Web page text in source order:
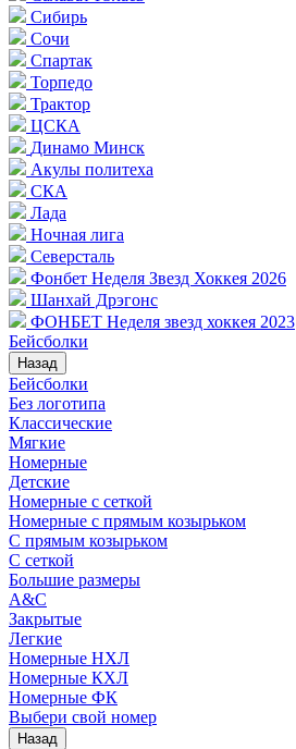
Сибирь
Сочи
Спартак
Торпедо
Трактор
ЦСКА
Динамо Минск
Акулы политеха
СКА
Лада
Ночная лига
Северсталь
Фонбет Неделя Звезд Хоккея 2026
Шанхай Дрэгонс
ФОНБЕТ Неделя звезд хоккея 2023
Бейсболки
Назад
Бейсболки
Без логотипа
Классические
Мягкие
Номерные
Детские
Номерные с сеткой
Номерные с прямым козырьком
С прямым козырьком
С сеткой
Большие размеры
A&C
Закрытые
Легкие
Номерные НХЛ
Номерные КХЛ
Номерные ФК
Выбери свой номер
Назад